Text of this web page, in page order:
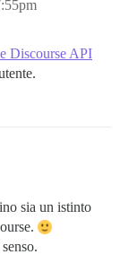
Discourse API
sia un istinto